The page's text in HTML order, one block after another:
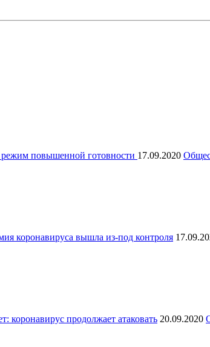
повышенной готовности 17.09.2020
коронавируса вышла из-под контроля
коронавирус продолжает атаковать 20.09.2020